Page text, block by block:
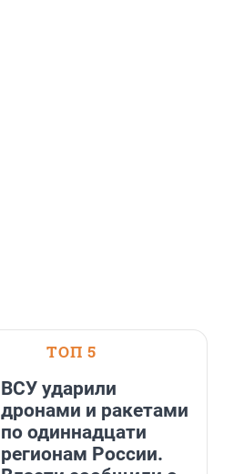
ТОП 5
ВСУ ударили
дронами и ракетами
по одиннадцати
регионам России.